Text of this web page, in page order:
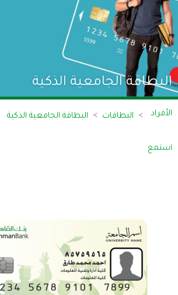
البطاقة الجامعية الذكية
الأفراد البطاقات البطاقة الجامعية الذكية
استمع